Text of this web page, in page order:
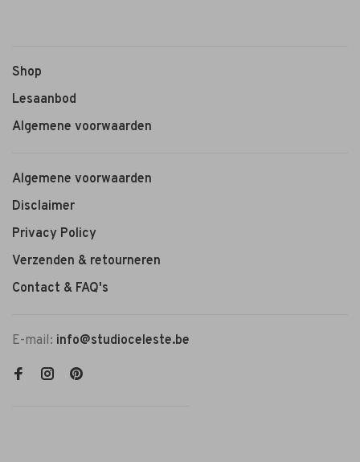
Shop
Lesaanbod
Algemene voorwaarden
Algemene voorwaarden
Disclaimer
Privacy Policy
Verzenden & retourneren
Contact & FAQ's
E-mail: info@studioceleste.be